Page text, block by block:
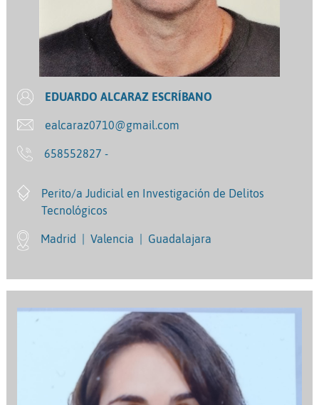
EDUARDO ALCARAZ ESCRÍBANO
ealcaraz0710@gmail.com
658552827 -
Perito/a Judicial en Investigación de Delitos
Tecnológicos
Madrid Valencia Guadalajara